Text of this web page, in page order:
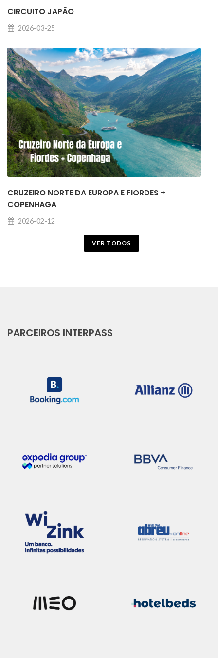
CIRCUITO JAPÃO
2026-03-25
CRUZEIRO NORTE DA EUROPA E FIORDES +
COPENHAGA
2026-02-12
VER TODOS
PARCEIROS INTERPASS